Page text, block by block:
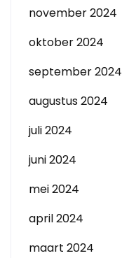
november 2024
oktober 2024
september 2024
augustus 2024
juli 2024
juni 2024
mei 2024
april 2024
maart 2024